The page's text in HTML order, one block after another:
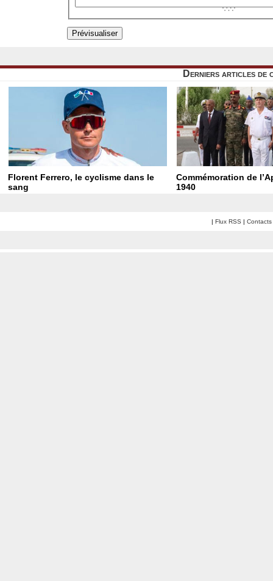
Derniers articles de
Florent Ferrero, le cyclisme dans le
sang
Commémoration de
1940
| Flux RSS | Contacts